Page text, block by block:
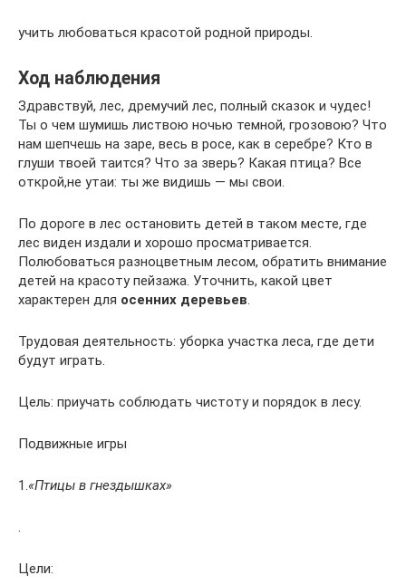
учить любоваться красотой родной природы.
Ход наблюдения
Здравствуй, лес, дремучий лес, полный сказок и чудес!
Ты о чем шумишь листвою ночью темной, грозовою? Что
нам шепчешь на заре, весь в росе, как в серебре? Кто в
глуши твоей таится? Что за зверь? Какая птица? Все
открой,не утаи: ты же видишь — мы свои.
По дороге в лес остановить детей в таком месте, где
лес виден издали и хорошо просматривается.
Полюбоваться разноцветным лесом, обратить внимание
детей на красоту пейзажа. Уточнить, какой цвет
характерен для осенних деревьев.
Трудовая деятельность: уборка участка леса, где дети
будут играть.
Цель: приучать соблюдать чистоту и порядок в лесу.
Подвижные игры
1.«Птицы в гнездышках»
.
Цели: